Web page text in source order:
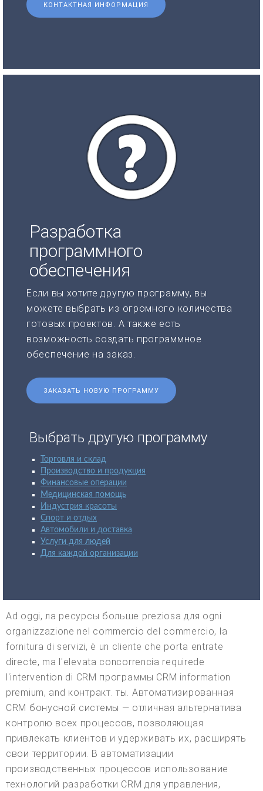
КОНТАКТНАЯ ИНФОРМАЦИЯ
Разработка
программного
обеспечения
Если вы хотите другую программу, вы
можете выбрать из огромного количества
готовых проектов. А также есть
возможность создать программное
обеспечение на заказ.
ЗАКАЗАТЬ НОВУЮ ПРОГРАММУ
Выбрать другую программу
Торговля и склад
Производство и продукция
Финансовые операции
Медицинская помощь
Индустрия красоты
Спорт и отдых
Автомобили и доставка
Услуги для людей
Для каждой организации
Ad oggi, ла ресурсы больше preziosa для ogni
organizzazione nel commercio del commercio, la
fornitura di servizi, è un cliente che porta entrate
directe, ma l'elevata concorrencia requirede
l'intervention di CRM программы CRM information
premium, and контракт. ты. Автоматизированная
CRM бонусной системы — отличная альтернатива
контролю всех процессов, позволяющая
привлекать клиентов и удерживать их, расширять
свои территории. В автоматизации
производственных процессов использование
технологий разработки CRM для управления,